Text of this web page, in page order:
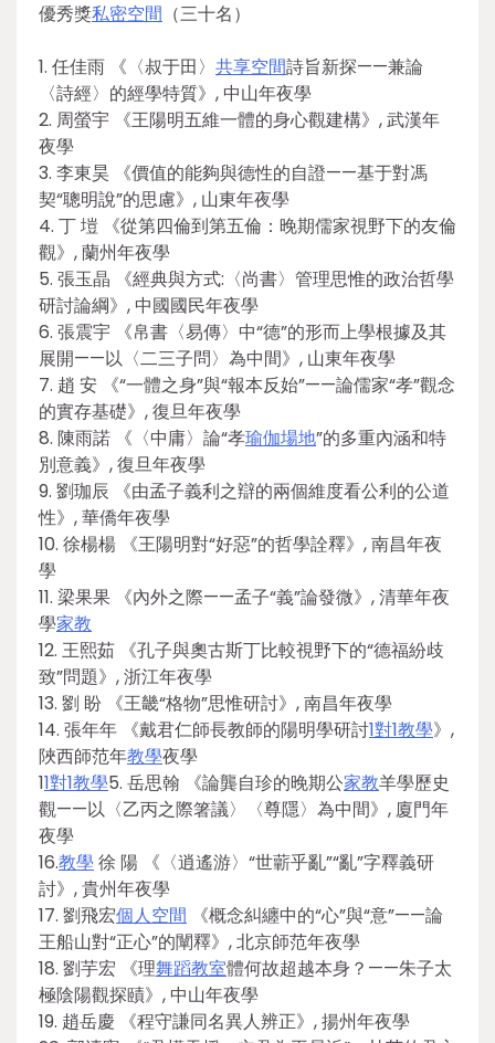
優秀獎私密空間 （三十名）
1. 任佳雨 《〈叔于田〉 共享空間詩旨新探——兼論
〈詩經〉的經學特質》, 中山年夜學
2. 周螢宇 《王陽明五維一體的身心觀建構》, 武漢年
夜學
3. 李東昊 《價值的能夠與德性的自證——基于對馮
契“聰明說”的思慮》, 山東年夜學
4. 丁 塏 《從第四倫到第五倫：晚期儒家視野下的友倫
觀》, 蘭州年夜學
5. 張玉晶 《經典與方式:〈尚書〉管理思惟的政治哲學
研討論綱》, 中國國民年夜學
6. 張震宇 《帛書〈易傳〉中“德”的形而上學根據及其
展開——以〈二三子問〉為中間》, 山東年夜學
7. 趙 安 《“一體之身”與“報本反始”——論儒家“孝”觀念
的實存基礎》, 復旦年夜學
8. 陳雨諾 《〈中庸〉論“孝瑜伽場地”的多重內涵和特
別意義》, 復旦年夜學
9. 劉珈辰 《由孟子義利之辯的兩個維度看公利的公道
性》, 華僑年夜學
10. 徐楊楊 《王陽明對“好惡”的哲學詮釋》, 南昌年夜
學
11. 梁果果 《內外之際——孟子“義”論發微》, 清華年夜
學家教
12. 王熙茹 《孔子與奧古斯丁比較視野下的“德福紛歧
致”問題》, 浙江年夜學
13. 劉 盼 《王畿“格物”思惟研討》, 南昌年夜學
14. 張年年 《戴君仁師長教師的陽明學研討1對1教學》,
陜西師范年教學夜學
11對1教學5. 岳思翰 《論龔自珍的晚期公家教羊學歷史
觀——以〈乙丙之際箸議〉〈尊隱〉為中間》, 廈門年
夜學
16.教學 徐 陽 《〈逍遙游〉“世蘄乎亂”“亂”字釋義研
討》, 貴州年夜學
17. 劉飛宏個人空間 《概念糾纏中的“心”與“意”——論
王船山對“正心”的闡釋》, 北京師范年夜學
18. 劉芋宏 《理舞蹈教室體何故超越本身？——朱子太
極陰陽觀探賾》, 中山年夜學
19. 趙岳慶 《程守謙同名異人辨正》, 揚州年夜學